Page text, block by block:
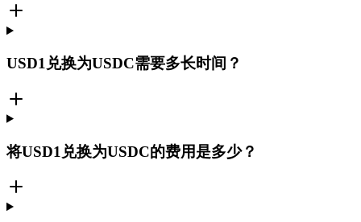
USD1兑换为USDC需要多长时间？
将USD1兑换为USDC的费用是多少？